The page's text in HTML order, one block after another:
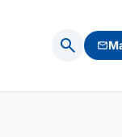
search mail